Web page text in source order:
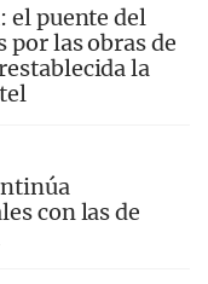
el puente del
por las obras de
la
con las de